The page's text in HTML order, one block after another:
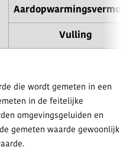
Aardopwarmingsvermogen
Vulling
die wordt gemeten in een
in de feitelijke
omgevingsgeluiden en
gemeten waarde gewoonlijk